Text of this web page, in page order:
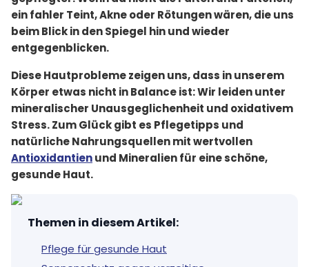
ein fahler Teint, Akne oder Rötungen wären, die uns
beim Blick in den Spiegel hin und wieder
entgegenblicken.
Diese Hautprobleme zeigen uns, dass in unserem
Körper etwas nicht in Balance ist: Wir leiden unter
mineralischer Unausgeglichenheit und oxidativem
Stress. Zum Glück gibt es Pflegetipps und
natürliche Nahrungsquellen mit wertvollen
Antioxidantienund Mineralien für eine schöne,
gesunde Haut.
Themen in diesem Artikel:
Pflege für gesunde Haut